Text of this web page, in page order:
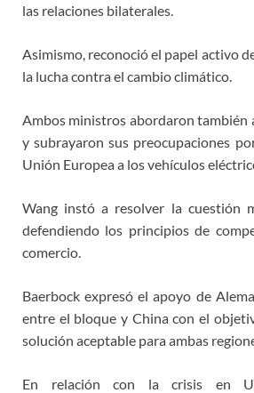
las relaciones bilaterales.
Asimismo, reconoció el papel activo
la lucha contra el cambio climático.
Ambos ministros abordaron también
y subrayaron sus preocupaciones
Unión Europea a los vehículos
Wang instó a resolver la cuestión
defendiendo los principios de
comercio.
Baerbock expresó el apoyo de
entre el bloque y China con el
solución aceptable para ambas
En relación con la crisis en